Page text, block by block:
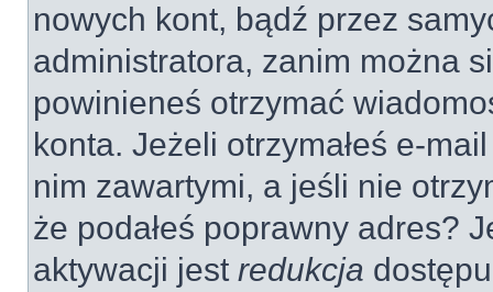
nowych kont, bądź przez
administratora, zanim można
powinieneś otrzymać
konta. Jeżeli otrzymałeś e-
nim zawartymi, a jeśli nie
że podałeś poprawny adres?
aktywacji jest redukcja